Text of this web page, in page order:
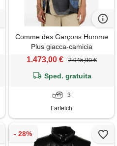
Comme des Garçons Homme
Plus giacca-camicia
smanicata - toni neutri
1.473,00 € 2.945,00 €
Sped. gratuita
3
Farfetch